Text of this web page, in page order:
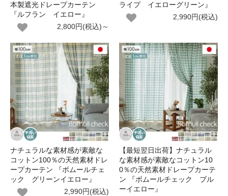
本製遮光ドレープカーテン
『ルフラン イエロー』
2,800円(税込)～
ライプ イエローグリーン』
2,990円(税込)
ナチュラルな素材感が素敵な
コットン100％の天然素材ドレ
ープカーテン 『ボムールチェ
ック グリーンイエロー』
2,990円(税込)
【最短翌日出荷】ナチュラル
な素材感が素敵なコットン10
0％の天然素材ドレープカーテ
ン 『ボムールチェック ブル
ーイエロー』